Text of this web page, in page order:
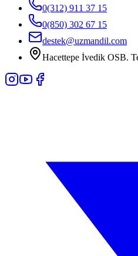
0(312) 911 37 15
0(850) 302 67 15
destek@uzmandil.com
Hacettepe İvedik OSB.